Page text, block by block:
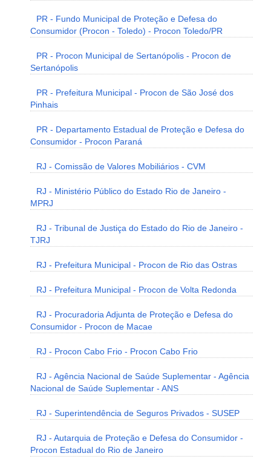
PR - Fundo Municipal de Proteção e Defesa do
Consumidor (Procon - Toledo) - Procon Toledo/PR
PR - Procon Municipal de Sertanópolis - Procon de
Sertanópolis
PR - Prefeitura Municipal - Procon de São José dos
Pinhais
PR - Departamento Estadual de Proteção e Defesa do
Consumidor - Procon Paraná
RJ - Comissão de Valores Mobiliários - CVM
RJ - Ministério Público do Estado Rio de Janeiro -
MPRJ
RJ - Tribunal de Justiça do Estado do Rio de Janeiro -
TJRJ
RJ - Prefeitura Municipal - Procon de Rio das Ostras
RJ - Prefeitura Municipal - Procon de Volta Redonda
RJ - Procuradoria Adjunta de Proteção e Defesa do
Consumidor - Procon de Macae
RJ - Procon Cabo Frio - Procon Cabo Frio
RJ - Agência Nacional de Saúde Suplementar - Agência
Nacional de Saúde Suplementar - ANS
RJ - Superintendência de Seguros Privados - SUSEP
RJ - Autarquia de Proteção e Defesa do Consumidor -
Procon Estadual do Rio de Janeiro